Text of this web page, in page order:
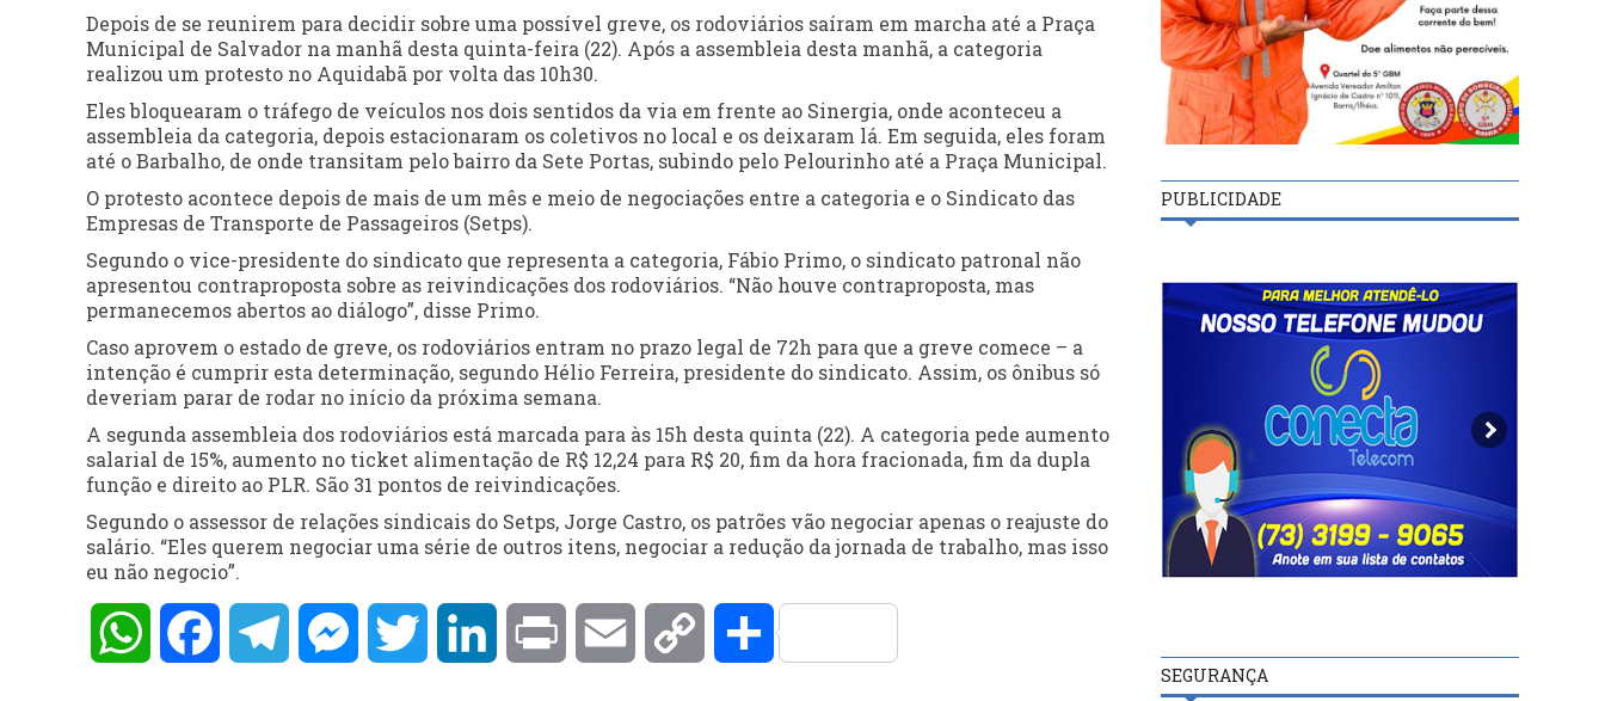
Depois de se reunirem para decidir sobre uma possível greve, os rodoviários saíram em marcha até a Praça
Municipal de Salvador na manhã desta quinta-feira (22). Após a assembleia desta manhã, a categoria
realizou um protesto no Aquidabã por volta das 10h30.
Eles bloquearam o tráfego de veículos nos dois sentidos da via em frente ao Sinergia, onde aconteceu a
assembleia da categoria, depois estacionaram os coletivos no local e os deixaram lá. Em seguida, eles foram
até o Barbalho, de onde transitam pelo bairro da Sete Portas, subindo pelo Pelourinho até a Praça Municipal.
O protesto acontece depois de mais de um mês e meio de negociações entre a categoria e o Sindicato das
Empresas de Transporte de Passageiros (Setps).
Segundo o vice-presidente do sindicato que representa a categoria, Fábio Primo, o sindicato patronal não
apresentou contraproposta sobre as reivindicações dos rodoviários. “Não houve contraproposta, mas
permanecemos abertos ao diálogo”, disse Primo.
Caso aprovem o estado de greve, os rodoviários entram no prazo legal de 72h para que a greve comece – a
intenção é cumprir esta determinação, segundo Hélio Ferreira, presidente do sindicato. Assim, os ônibus só
deveriam parar de rodar no início da próxima semana.
A segunda assembleia dos rodoviários está marcada para às 15h desta quinta (22). A categoria pede aumento
salarial de 15%, aumento no ticket alimentação de R$ 12,24 para R$ 20, fim da hora fracionada, fim da dupla
função e direito ao PLR. São 31 pontos de reivindicações.
Segundo o assessor de relações sindicais do Setps, Jorge Castro, os patrões vão negociar apenas o reajuste do
salário. “Eles querem negociar uma série de outros itens, negociar a redução da jornada de trabalho, mas isso
eu não negocio”.
WhatsAppFacebookTelegramMessengerTwitter LinkedInPrint Email Copy Compartilhar
PUBLICIDADE
SEGURANÇA